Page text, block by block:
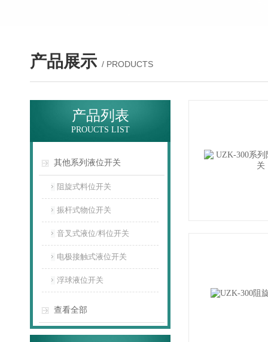
产品展示 / PRODUCTS
产品列表
PROUCTS LIST
其他系列液位开关
阻旋式料位开关
振杆式物位开关
音叉式液位/料位开关
电极接触式液位开关
浮球液位开关
查看全部